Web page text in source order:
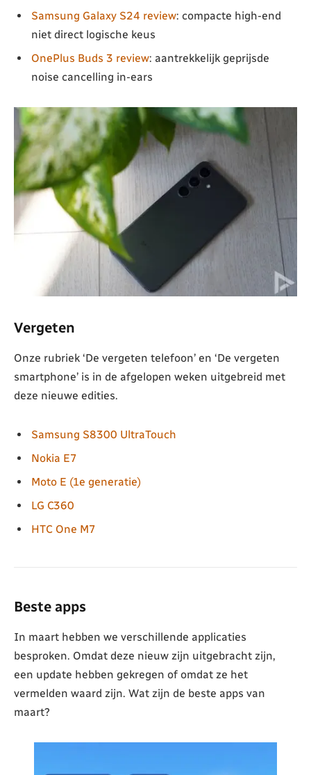
Samsung Galaxy S24 review: compacte high-end
niet direct logische keus
OnePlus Buds 3 review: aantrekkelijk geprijsde
noise cancelling in-ears
Vergeten
Onze rubriek ‘De vergeten telefoon’ en ‘De vergeten
smartphone’ is in de afgelopen weken uitgebreid met
deze nieuwe edities.
Samsung S8300 UltraTouch
Nokia E7
Moto E (1e generatie)
LG C360
HTC One M7
Beste apps
In maart hebben we verschillende applicaties
besproken. Omdat deze nieuw zijn uitgebracht zijn,
een update hebben gekregen of omdat ze het
vermelden waard zijn. Wat zijn de beste apps van
maart?